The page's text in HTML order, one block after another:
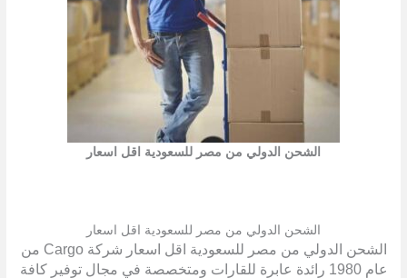
الشحن الدولي من مصر للسعودية اقل اسعار
الشحن الدولي من مصر للسعودية اقل اسعار
الشحن الدولي من مصر للسعودية اقل اسعار شركة Cargo من
عام 1980 رائدة عابرة للقارات ومتخصصة في مجال توفير كافة